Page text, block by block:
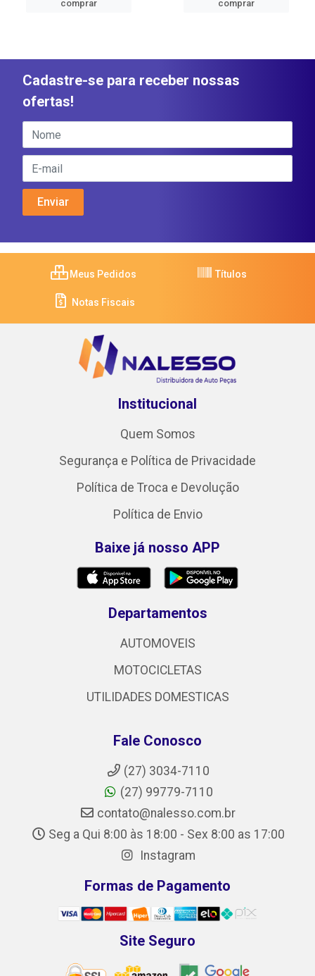
comprar
comprar
Cadastre-se para receber nossas
ofertas!
Meus Pedidos Títulos
Notas Fiscais
Institucional
Quem Somos
Segurança e Política de Privacidade
Política de Troca e Devolução
Política de Envio
Baixe já nosso APP
Departamentos
AUTOMOVEIS
MOTOCICLETAS
UTILIDADES DOMESTICAS
Fale Conosco
(27) 3034-7110
(27) 99779-7110
contato@nalesso.com.br
Seg a Qui 8:00 às 18:00 - Sex 8:00 as 17:00
Instagram
Formas de Pagamento
Site Seguro